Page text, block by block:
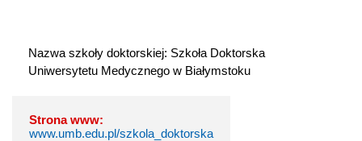
Nazwa szkoły doktorskiej: Szkoła Doktorska
Uniwersytetu Medycznego w Białymstoku
Strona www:
www.umb.edu.pl/szkola_doktorska